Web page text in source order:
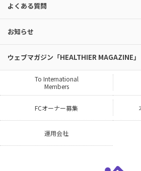
よくある質問
お知らせ
ウェブマガジン「HEALTHIER MAGAZINE」
To International
Members
FCオーナー募集
運用会社